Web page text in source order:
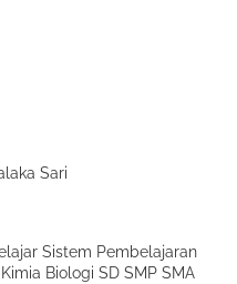
Sari
Sistem Pembelajaran
Biologi SD SMP SMA